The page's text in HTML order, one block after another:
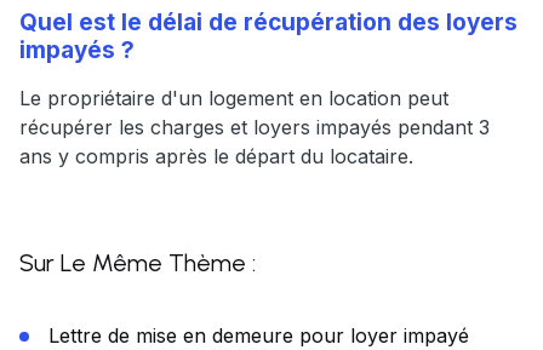
Quel est le délai de récupération des loyers
impayés ?
Le propriétaire d'un logement en location peut
récupérer les charges et loyers impayés pendant 3
ans y compris après le départ du locataire.
Sur Le Même Thème :
Lettre de mise en demeure pour loyer impayé